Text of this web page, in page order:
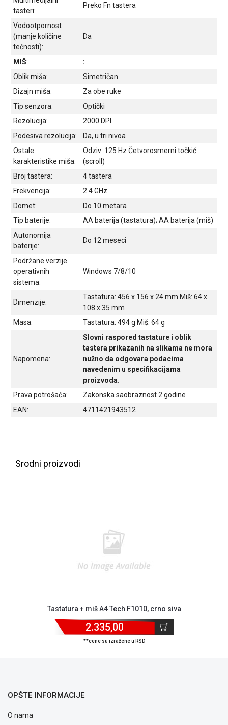
ALAT I
OUTLET
KRIPTO
IGRAČKE
i
Usluge
tasteri:
Preko Fn tastera
Vodootpornost
(manje količine
tečnosti):
Da
MIŠ:
:
Oblik miša:
Simetričan
Dizajn miša:
Za obe ruke
Tip senzora:
Optički
Rezolucija:
2000 DPI
Podesiva rezolucija:
Da, u tri nivoa
Ostale
karakteristike miša:
Odziv: 125 Hz Četvorosmerni točkić
(scroll)
Broj tastera:
4 tastera
Frekvencija:
2.4 GHz
Domet:
Do 10 metara
Tip baterije:
AA baterija (tastatura); AA baterija (miš)
Autonomija
baterije:
Do 12 meseci
Podržane verzije
operativnih
sistema:
Windows 7/8/10
Dimenzije:
Tastatura: 456 x 156 x 24 mm Miš: 64 x
108 x 35 mm
Masa:
Tastatura: 494 g Miš: 64 g
Napomena:
Slovni raspored tastature i oblik
tastera prikazanih na slikama ne mora
nužno da odgovara podacima
navedenim u specifikacijama
proizvoda.
Prava potrošača:
Zakonska saobraznost 2 godine
EAN:
4711421943512
Srodni proizvodi
Tastatura + miš A4 Tech F1010, crno siva
2.335,00
**cene su izražene u RSD
OPŠTE INFORMACIJE
O nama